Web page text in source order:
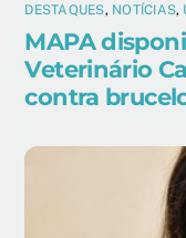
DESTAQUES, NOTÍCIAS,
MAPA
Veterinário
contra